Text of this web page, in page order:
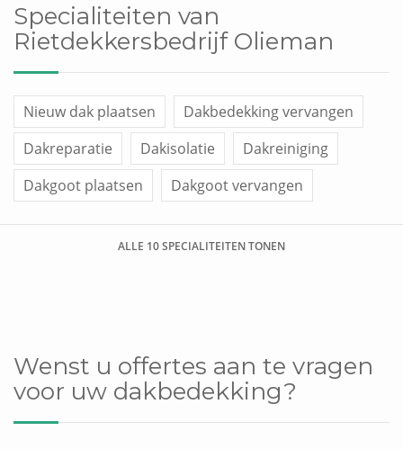
Specialiteiten van
Rietdekkersbedrijf Olieman
Nieuw dak plaatsen
Dakbedekking vervangen
Dakreparatie
Dakisolatie
Dakreiniging
Dakgoot plaatsen
Dakgoot vervangen
Dakraam plaatsen
Overige werken
ALLE 10 SPECIALITEITEN TONEN
Wenst u offertes aan te vragen
voor uw dakbedekking?